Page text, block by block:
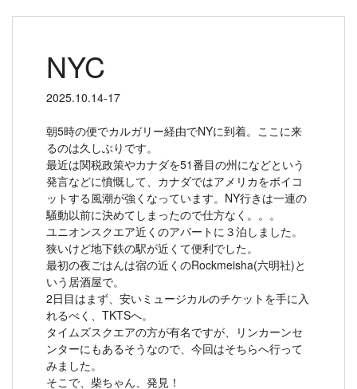
NYC
2025.10.14-17
朝5時の便でカルガリー経由でNYに到着。ここに来
るのは久しぶりです。
最近は関税政策やカナダを51番目の州になどという
発言などに憤慨して、カナダではアメリカをボイコ
ットする風潮が強くなっています。NY行きは一連の
騒動以前に決めてしまったので仕方なく。。。
ユニオンスクエア近くのアパートに３泊しました。
狭いけど地下鉄の駅が近くて便利でした。
最初の夜ごはんは宿の近くのRockmeisha(六明社)と
いう居酒屋で。
2日目はまず、安いミュージカルのチケットを手に入
れるべく、TKTSへ。
タイムズスクエアの方が有名ですが、リンカーンセ
ンターにもあるそうなので、今回はそちらへ行って
みました。
そこで、柴ちゃん、発見！